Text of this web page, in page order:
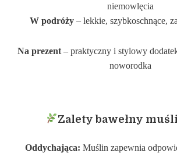
niemowlęcia
W podróży – lekkie, szybkoschnące,
Na prezent– praktyczny i stylowy
noworodka
Zalety bawełny
Oddychająca: Muślin zapewnia